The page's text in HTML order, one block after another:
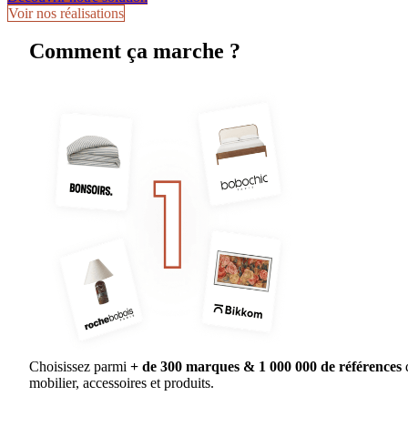
Voir nos réalisations
Comment ça marche ?
Choisissez parmi + de 300 marques & 1 000 000 de références
mobilier, accessoires et produits.